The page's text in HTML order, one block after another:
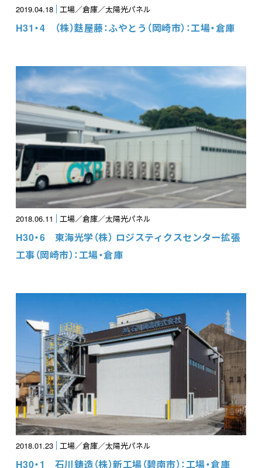
2019.04.18 工場／倉庫／太陽光パネル
H31・4 （株）麩屋藤：ふやとう（岡崎市）：工場・倉庫
2018.06.11 工場／倉庫／太陽光パネル
H30・6 東海光学（株） ロジスティクスセンター拡張
工事（岡崎市）：工場・倉庫
2018.01.23 工場／倉庫／太陽光パネル
H30・1 石川鋳造（株）新工場（碧南市）：工場・倉庫